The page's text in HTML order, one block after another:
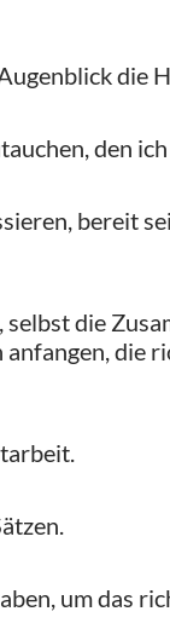
die
den
bereit
die
anfangen, die
um das